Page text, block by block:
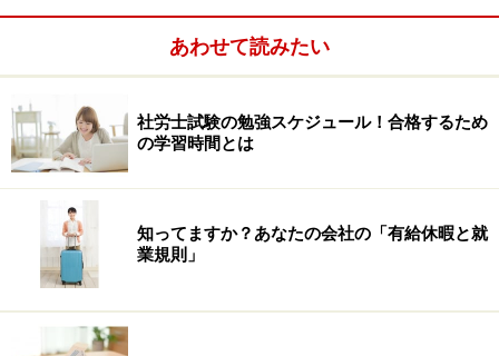
実際にダブルライセンスを持っている社労士の話を聞い
てみても、社労士以外の資格は名刺上の肩書にしか過ぎ
ないケースがほとんどです。
私自身、前述したような資格は持っていませんが（公的
資格では日商簿記2級だけ）、今のところダブルライセ
ンスの必要性を感じたことはありませんし、そもそも社
あわせて読みたい
社労士試験の勉強スケジュール！合格するため
の学習時間とは
知ってますか？あなたの会社の「有給休暇と就
業規則」